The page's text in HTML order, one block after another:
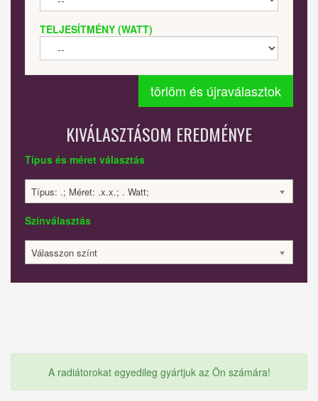
TELJESÍTMÉNY (WATT)
törlöm és újraválasztok
KIVÁLASZTÁSOM EREDMÉNYE
Típus és méret választás
Típus: .; Méret: .x.x.; . Watt;
Színválasztás
Válasszon színt
A radiátorokat egyedileg gyártjuk az Ön számára!